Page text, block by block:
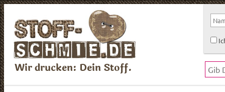
Wir drucken: Dein Stoff.